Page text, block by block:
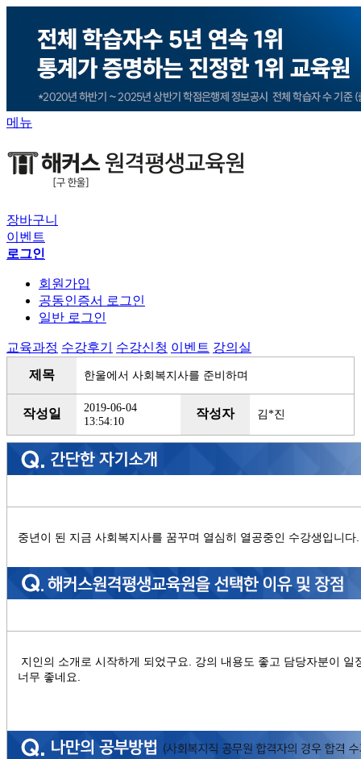
메뉴
장바구니
이벤트
로그인
회원가입
공동인증서 로그인
일반 로그인
교육과정 수강후기 수강신청 이벤트 강의실
제목
한울에서 사회복지사를 준비하며
작성일
2019-06-04
13:54:10
작성자 김*진
중년이 된 지금 사회복지사를 꿈꾸며 열심히 열공중인 수강생입니다.
지인의 소개로 시작하게 되었구요. 강의 내용도 좋고 담당자분이
너무 좋네요.